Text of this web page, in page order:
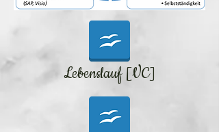
Lebenslauf [VC]